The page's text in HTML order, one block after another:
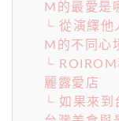
M的最愛是
└ 從演繹他
M的不同心
└ ROIROM
麗露愛店
└ 如果來到